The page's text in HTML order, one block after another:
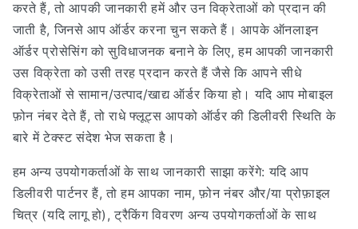
करते हैं, तो आपकी जानकारी हमें और उन विक्रेताओं को प्रदान की
जाती है, जिनसे आप ऑर्डर करना चुन सकते हैं। आपके ऑनलाइन
ऑर्डर प्रोसेसिंग को सुविधाजनक बनाने के लिए, हम आपकी जानकारी
उस विक्रेता को उसी तरह प्रदान करते हैं जैसे कि आपने सीधे
विक्रेताओं से सामान/उत्पाद/खाद्य ऑर्डर किया हो। यदि आप मोबाइल
फ़ोन नंबर देते हैं, तो राधे फ्लूट्स आपको ऑर्डर की डिलीवरी स्थिति के
बारे में टेक्स्ट संदेश भेज सकता है।
हम अन्य उपयोगकर्ताओं के साथ जानकारी साझा करेंगे: यदि आप
डिलीवरी पार्टनर हैं, तो हम आपका नाम, फ़ोन नंबर और/या प्रोफ़ाइल
चित्र (यदि लागू हो), ट्रैकिंग विवरण अन्य उपयोगकर्ताओं के साथ